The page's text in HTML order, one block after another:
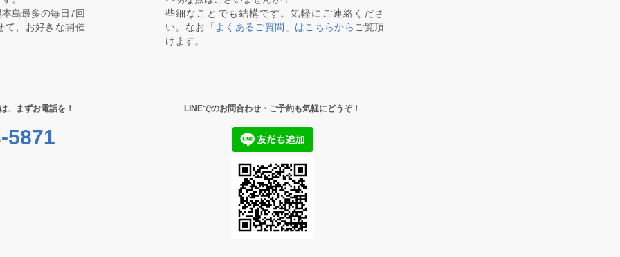
島最多の毎日7回
て、お好きな開催
些細なことでも結構です。気軽にご連絡くださ
い。なお 「よくあるご質問」はこちらから ご覧頂
けます。
、まずお電話を！
5871
LINEでのお問合わせ・ご予約も気軽にどうぞ！